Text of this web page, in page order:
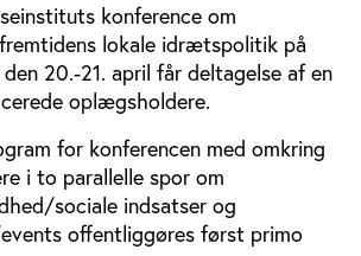
konference om
lokale idrætspolitik på
20.-21. april får deltagelse af en
oplægsholdere.
for konferencen med omkring
i to parallelle spor om
sociale indsatser og
offentliggøres først primo